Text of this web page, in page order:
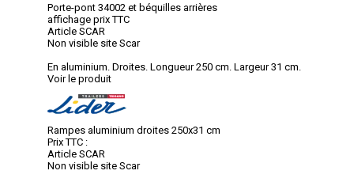
Porte-pont 34002 et béquilles arrières
affichage prix TTC
Article SCAR
Non visible site Scar
En aluminium. Droites. Longueur 250 cm. Largeur 31 cm.
Voir le produit
Rampes aluminium droites 250x31 cm
Prix TTC :
Article SCAR
Non visible site Scar